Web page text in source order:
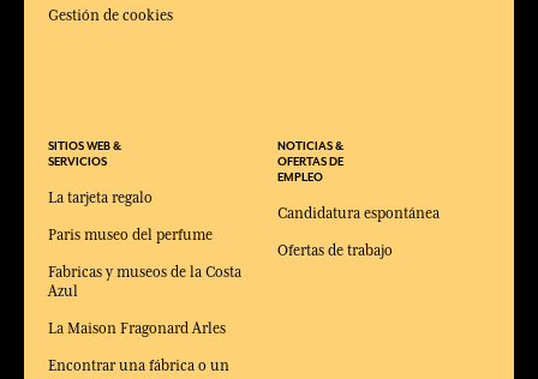
Gestión de cookies
SITIOS WEB &
SERVICIOS
La tarjeta regalo
Paris museo del perfume
Fabricas y museos de la Costa
Azul
La Maison Fragonard Arles
Encontrar una fábrica o un
NOTICIAS &
OFERTAS DE
EMPLEO
Candidatura espontánea
Ofertas de trabajo